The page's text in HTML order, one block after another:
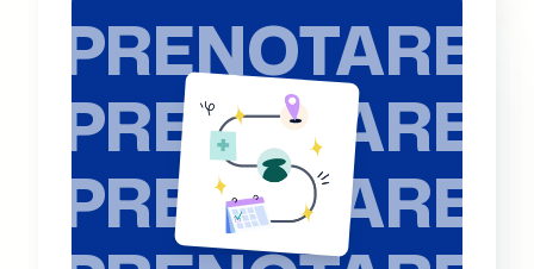
PRENOTARE
PRENOTARE
PRENOTARE